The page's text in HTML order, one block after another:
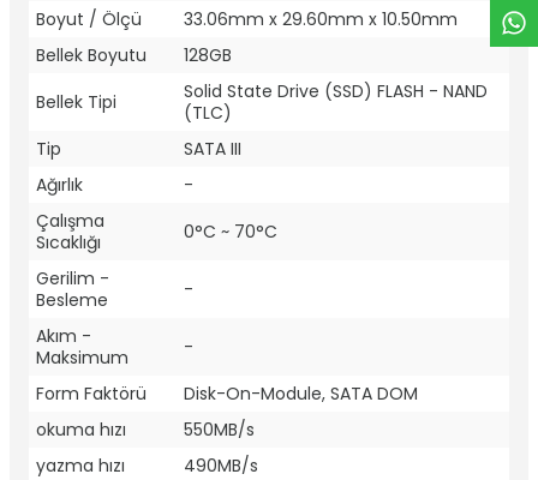
Boyut / Ölçü
33.06mm x 29.60mm x 10.50mm
Bellek Boyutu
128GB
Bellek Tipi
Solid State Drive (SSD) FLASH - NAND
(TLC)
Tip
SATA III
Ağırlık
-
Çalışma
Sıcaklığı
0°C ~ 70°C
Gerilim -
Besleme
-
Akım -
Maksimum
-
Form Faktörü
Disk-On-Module, SATA DOM
okuma hızı
550MB/s
yazma hızı
490MB/s